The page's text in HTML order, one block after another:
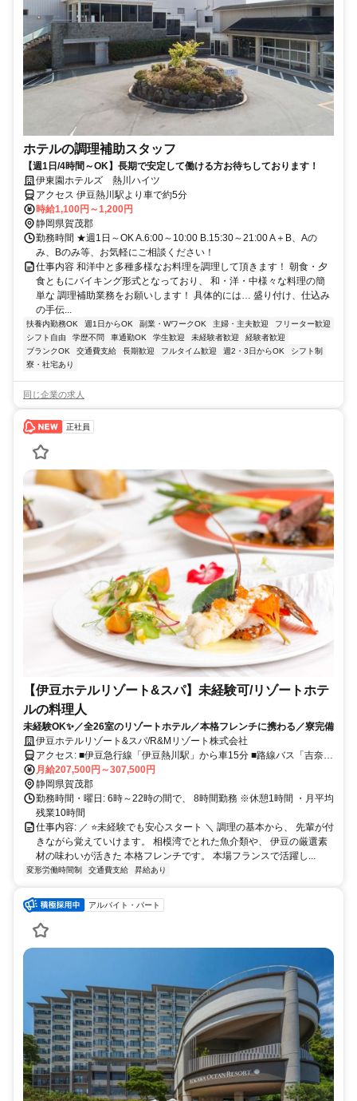
ホテルの調理補助スタッフ
【週1日/4時間～OK】長期で安定して働ける方お待ちしております！
伊東園ホテルズ 熱川ハイツ
アクセス 伊豆熱川駅より車で約5分
時給1,100円～1,200円
静岡県賀茂郡
勤務時間 ★週1日～OK A.6:00～10:00 B.15:30～21:00 A＋B、Aの
み、Bのみ等、お気軽にご相談ください！
仕事内容 和洋中と多種多様なお料理を調理して頂きます！ 朝食・夕
食ともにバイキング形式となっており、 和・洋・中様々な料理の簡
単な 調理補助業務をお願いします！ 具体的には… 盛り付け、仕込み
の手伝...
扶養内勤務OK 週1日からOK 副業・WワークOK 主婦・主夫歓迎
フリーター歓迎
シフト自由
学歴不問 車通勤OK 学生歓迎 未経験者歓迎
経験者歓迎
ブランクOK
交通費支給 長期歓迎 フルタイム歓迎 週2・3日からOK
シフト制
寮・社宅あり
同じ企業の求人
正社員
【伊豆ホテルリゾート&スパ】未経験可/リゾートホテ
ルの料理人
未経験OK✨／全26室のリゾートホテル／本格フレンチに携わる／寮完備
伊豆ホテルリゾート&スパ/R&Mリゾート株式会社
アクセス: ■伊豆急行線「伊豆熱川駅」から車15分 ■路線バス「吉奈温
泉口」から徒歩15分 ・マイカー通勤ＯＫ ・バイク通勤ＯＫ ・無料駐
車場あり
月給207,500円～307,500円
静岡県賀茂郡
勤務時間・曜日: 6時～22時の間で、 8時間勤務 ※休憩1時間 ・月平均
残業10時間
仕事内容: ／ ⭐未経験でも安心スタート ＼ 調理の基本から、 先輩が付
きながら覚えていけます。 相模湾でとれた魚介類や、 伊豆の厳選素
材の味わいが活きた 本格フレンチです。 本場フランスで活躍し...
変形労働時間制 交通費支給 昇給あり
アルバイト・パート